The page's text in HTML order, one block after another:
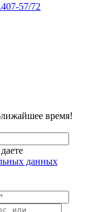
57/72
время!
данных